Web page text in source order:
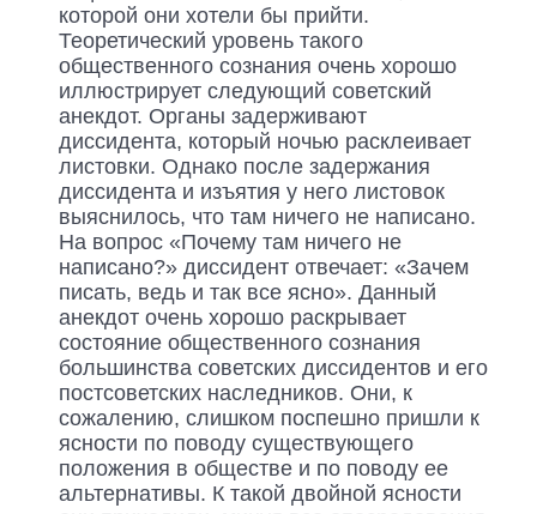
которой они хотели бы прийти.
Теоретический уровень такого
общественного сознания очень хорошо
иллюстрирует следующий советский
анекдот. Органы задерживают
диссидента, который ночью расклеивает
листовки. Однако после задержания
диссидента и изъятия у него листовок
выяснилось, что там ничего не написано.
На вопрос «Почему там ничего не
написано?» диссидент отвечает: «Зачем
писать, ведь и так все ясно». Данный
анекдот очень хорошо раскрывает
состояние общественного сознания
большинства советских диссидентов и его
постсоветских наследников. Они, к
сожалению, слишком поспешно пришли к
ясности по поводу существующего
положения в обществе и по поводу ее
альтернативы. К такой двойной ясности